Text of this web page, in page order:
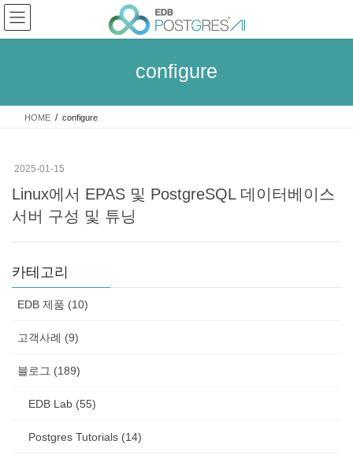
Skip
the
Skip
the
configure
HOME configure
2025-01-15
Linux에서 EPAS 및 PostgreSQL 데이터베이스
서버 구성 및 튜닝
카테고리
EDB 제품 (10)
고객사례 (9)
블로그 (189)
EDB Lab (55)
Postgres Tutorials (14)